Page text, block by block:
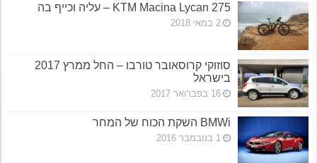
KTM Macina Lycan 275 – עליה וכייף בה
2 במאי 2018
סוזוקי קרוסאובר טורבו – החל ממרץ 2017
בישראל
16 בפברואר 2017
BMWi השקת הכוח של המחר
1 בנובמבר 2016